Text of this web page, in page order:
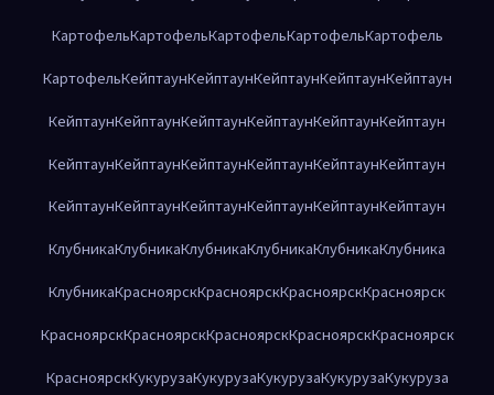
КартофельКартофельКартофельКартофельКартофель
КартофельКейптаунКейптаунКейптаунКейптаунКейптаун
КейптаунКейптаунКейптаунКейптаунКейптаунКейптаун
КейптаунКейптаунКейптаунКейптаунКейптаунКейптаун
КейптаунКейптаунКейптаунКейптаунКейптаунКейптаун
КлубникаКлубникаКлубникаКлубникаКлубникаКлубника
КлубникаКрасноярскКрасноярскКрасноярскКрасноярск
КрасноярскКрасноярскКрасноярскКрасноярскКрасноярск
КрасноярскКукурузаКукурузаКукурузаКукурузаКукуруза